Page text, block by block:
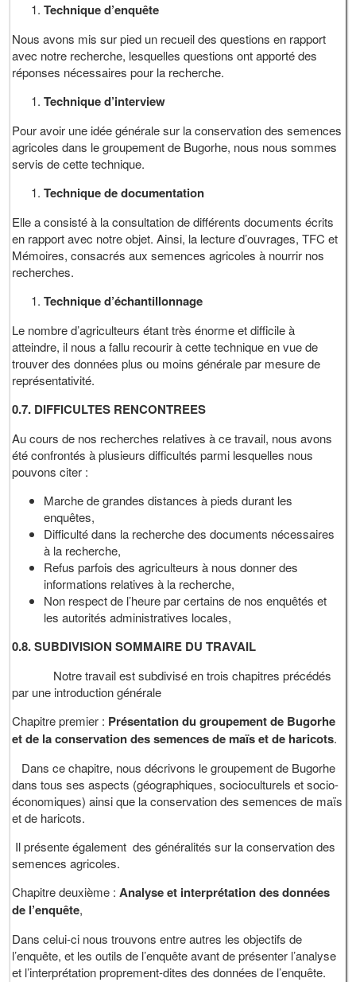
Technique d’enquête
Nous avons mis sur pied un recueil des questions en rapport
avec notre recherche, lesquelles questions ont apporté des
réponses nécessaires pour la recherche.
Technique d’interview
Pour avoir une idée générale sur la conservation des semences
agricoles dans le groupement de Bugorhe, nous nous sommes
servis de cette technique.
Technique de documentation
Elle a consisté à la consultation de différents documents écrits
en rapport avec notre objet. Ainsi, la lecture d’ouvrages, TFC et
Mémoires, consacrés aux semences agricoles à nourrir nos
recherches.
Technique d’échantillonnage
Le nombre d’agriculteurs étant très énorme et difficile à
atteindre, il nous a fallu recourir à cette technique en vue de
trouver des données plus ou moins générale par mesure de
représentativité.
0.7. DIFFICULTES RENCONTREES
Au cours de nos recherches relatives à ce travail, nous avons
été confrontés à plusieurs difficultés parmi lesquelles nous
pouvons citer :
Marche de grandes distances à pieds durant les
enquêtes,
Difficulté dans la recherche des documents nécessaires
à la recherche,
Refus parfois des agriculteurs à nous donner des
informations relatives à la recherche,
Non respect de l’heure par certains de nos enquêtés et
les autorités administratives locales,
0.8.SUBDIVISION SOMMAIRE DU TRAVAIL
Notre travail est subdivisé en trois chapitres précédés
par une introduction générale
Chapitre premier : Présentation du groupement de Bugorhe
et de la conservation des semences de maïs et de haricots.
Dans ce chapitre, nous décrivons le groupement de Bugorhe
dans tous ses aspects (géographiques, socioculturels et socio-
économiques) ainsi que la conservation des semences de maïs
et de haricots.
Il présente également des généralités sur la conservation des
semences agricoles.
Chapitre deuxième : Analyse et interprétation des données
de l’enquête,
Dans celui-ci nous trouvons entre autres les objectifs de
l’enquête, et les outils de l’enquête avant de présenter l’analyse
et l’interprétation proprement-dites des données de l’enquête.